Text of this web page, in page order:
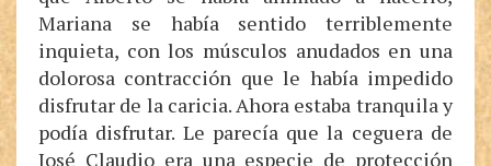
Mariana se había sentido terriblemente
inquieta, con los músculos anudados en una
dolorosa contracción que le había impedido
disfrutar de la caricia. Ahora estaba tranquila y
podía disfrutar. Le parecía que la ceguera de
José Claudio era una especie de protección